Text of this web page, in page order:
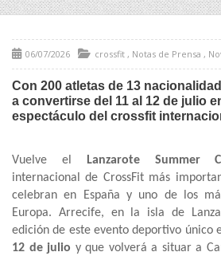
06/07/2026 crossfit , Notas de Prensa ,
Con 200 atletas de 13
a convertirse del 11 al 12 de julio
espectáculo del crossfit
Vuelve el Lanzarote Summer
internacional de CrossFit más
celebran en España y uno de los
Europa. Arrecife, en la isla de
edición de este evento deportivo único
12 de julio y que volverá a situar a